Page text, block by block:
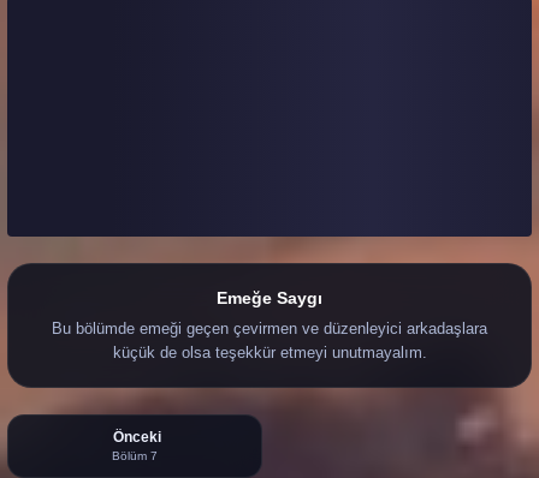
Emeğe Saygı
Bu bölümde emeği geçen çevirmen ve düzenleyici arkadaşlara
küçük de olsa teşekkür etmeyi unutmayalım.
Önceki
Bölüm 7